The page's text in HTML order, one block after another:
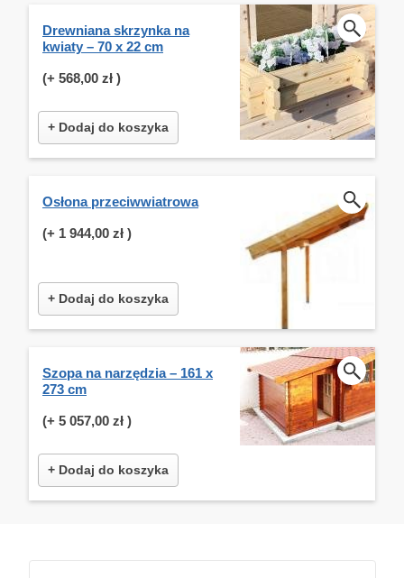
Drewniana skrzynka na
kwiaty – 70 x 22 cm
(+ 568,00 zł )
+ Dodaj do koszyka
Osłona przeciwwiatrowa
(+ 1 944,00 zł )
+ Dodaj do koszyka
Szopa na narzędzia – 161 x
273 cm
(+ 5 057,00 zł )
+ Dodaj do koszyka